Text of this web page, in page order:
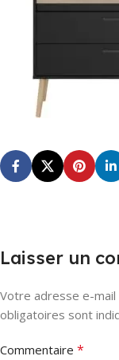
Laisser un
Votre adresse e-mail
obligatoires sont
Commentaire *